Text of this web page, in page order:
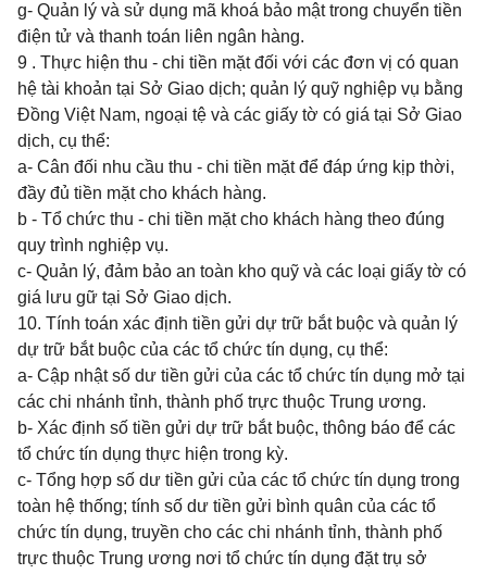
g- Quản lý và sử dụng mã khoá bảo mật trong chuyển tiền
điện tử và thanh toán liên ngân hàng.
9 . Thực hiện thu - chi tiền mặt đối với các đơn vị có quan
hệ tài khoản tại Sở Giao dịch; quản lý quỹ nghiệp vụ bằng
Đồng Việt Nam, ngoại tệ và các giấy tờ có giá tại Sở Giao
dịch, cụ thể:
a- Cân đối nhu cầu thu - chi tiền mặt để đáp ứng kịp thời,
đầy đủ tiền mặt cho khách hàng.
b - Tổ chức thu - chi tiền mặt cho khách hàng theo đúng
quy trình nghiệp vụ.
c- Quản lý, đảm bảo an toàn kho quỹ và các loại giấy tờ có
giá lưu gữ tại Sở Giao dịch.
10. Tính toán xác định tiền gửi dự trữ bắt buộc và quản lý
dự trữ bắt buộc của các tổ chức tín dụng, cụ thể:
a- Cập nhật số dư tiền gửi của các tổ chức tín dụng mở tại
các chi nhánh tỉnh, thành phố trực thuộc Trung ương.
b- Xác định số tiền gửi dự trữ bắt buộc, thông báo để các
tổ chức tín dụng thực hiện trong kỳ.
c- Tổng hợp số dư tiền gửi của các tổ chức tín dụng trong
toàn hệ thống; tính số dư tiền gửi bình quân của các tổ
chức tín dụng, truyền cho các chi nhánh tỉnh, thành phố
trực thuộc Trung ương nơi tổ chức tín dụng đặt trụ sở